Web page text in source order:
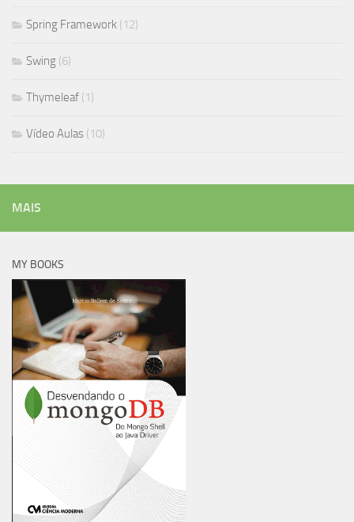
Spring Framework (12)
Swing (6)
Thymeleaf (1)
Vídeo Aulas (10)
MAIS
MY BOOKS